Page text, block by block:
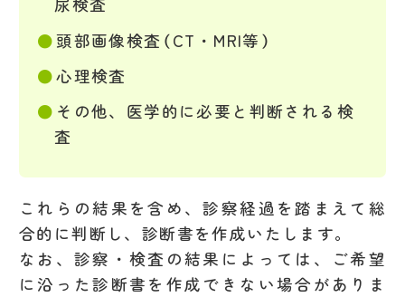
頭部画像検査（CT・MRI等）
心理検査
その他、医学的に必要と判断される検
査
これらの結果を含め、診察経過を踏まえて総
合的に判断し、診断書を作成いたします。
なお、診察・検査の結果によっては、ご希望
に沿った診断書を作成できない場合がありま